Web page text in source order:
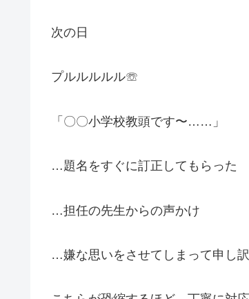
次の日
プルルルルル☏
「〇〇小学校教頭です〜……」
…題名をすぐに訂正してもらった
…担任の先生からの声かけ
…嫌な思いをさせてしまって申し